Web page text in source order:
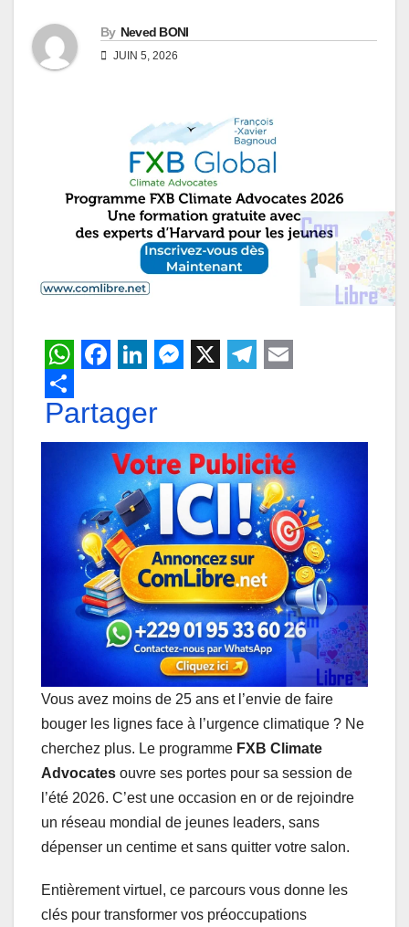
By Neved BONI
JUIN 5, 2026
W
h
a
p
a
c
e
b
o
o
k
i
n
k
e
d
I
n
e
s
s
e
n
g
e
r
l
e
g
r
a
m
a
i
l
Partager
Vous avez moins de 25 ans et l’envie de faire
bouger les lignes face à l’urgence climatique ? Ne
cherchez plus. Le programme FXB Climate
Advocates ouvre ses portes pour sa session de
l’été 2026. C’est une occasion en or de rejoindre
un réseau mondial de jeunes leaders, sans
dépenser un centime et sans quitter votre salon.
Entièrement virtuel, ce parcours vous donne les
clés pour transformer vos préoccupations